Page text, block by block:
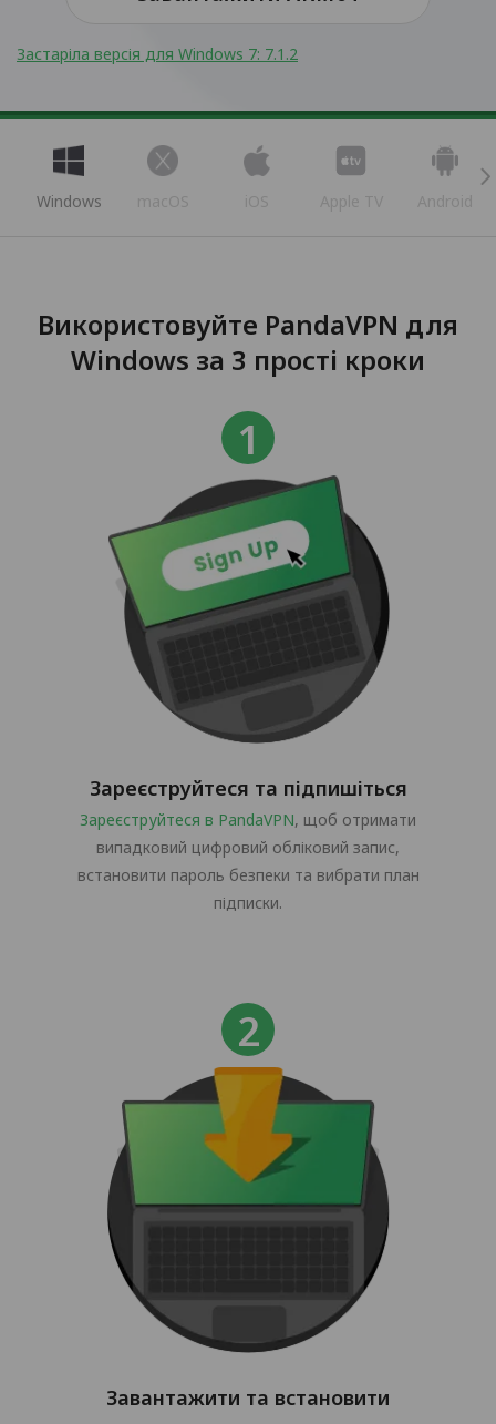
Застаріла версія для Windows 7: 7.1.2
Windows macOS iOS Apple TV Android
Використовуйте PandaVPN для
Windows за 3 прості кроки
Зареєструйтеся та підпишіться
Зареєструйтеся в PandaVPN, щоб отримати
випадковий цифровий обліковий запис,
встановити пароль безпеки та вибрати план
підписки.
Завантажити та встановити